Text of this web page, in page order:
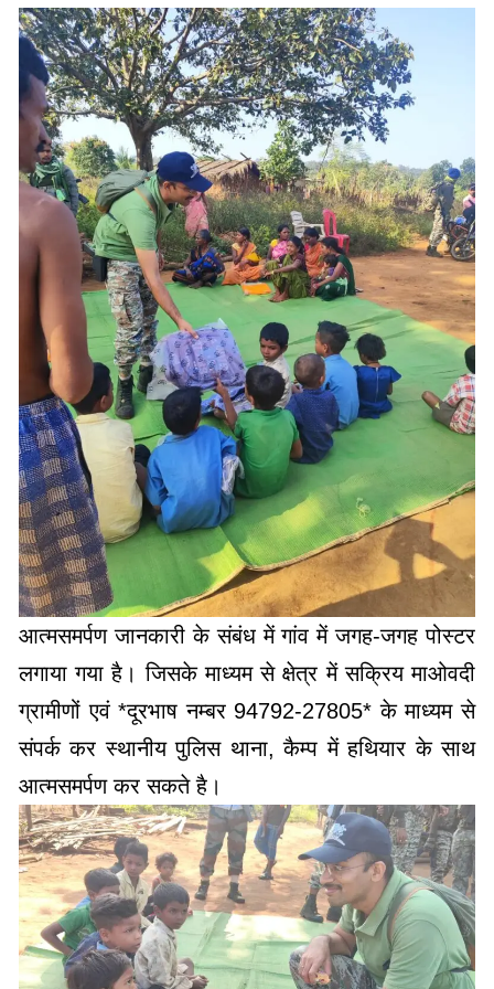
आत्मसमर्पण जानकारी के संबंध में गांव में जगह-जगह पोस्टर
लगाया गया है। जिसके माध्यम से क्षेत्र में सक्रिय माओवदी
ग्रामीणों एवं *दूरभाष नम्बर 94792-27805* के माध्यम से
संपर्क कर स्थानीय पुलिस थाना, कैम्प में हथियार के साथ
आत्मसमर्पण कर सकते है।